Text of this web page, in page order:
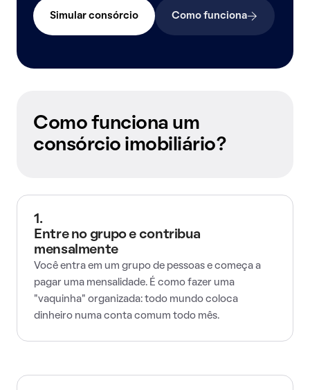
Simular consórcio Como funciona
Como funciona um
consórcio imobiliário?
1.
Entre no grupo e contribua
mensalmente
Você entra em um grupo de pessoas e começa a
pagar uma mensalidade. É como fazer uma
"vaquinha" organizada: todo mundo coloca
dinheiro numa conta comum todo mês.